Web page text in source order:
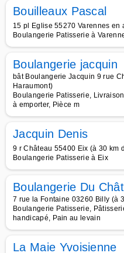
Bouilleaux Pascal
15 pl Eglise 55270 Varennes en
Boulangerie Patisserie à
Boulangerie jacquin
bât Boulangerie Jacquin 9 rue
Haraumont)
Boulangerie Patisserie,
à emporter, Pièce m
Jacquin Denis
9 r Château 55400 Eix (à 30 km
Boulangerie Patisserie à Eix
Boulangerie Du
7 rue la Fontaine 03260 Billy (à
Boulangerie Patisserie,
handicapé, Pain au levain
La Maie Yvoisienne